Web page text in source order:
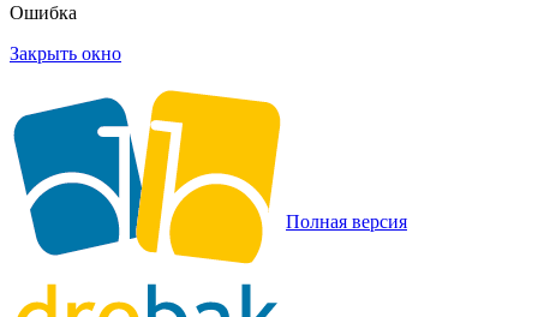
Ошибка
Закрыть окно
Полная версия